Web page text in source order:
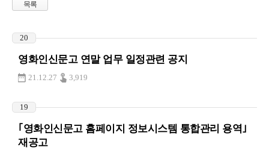
목록
20
영화인신문고 연말 업무 일정관련 공지
21.12.27 3,919
19
｢영화인신문고 홈페이지 정보시스템 통합관리 용역｣
재공고